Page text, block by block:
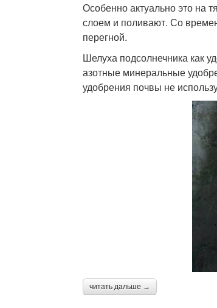
Особенно актуально это на
слоем и поливают. Со
перегной.
Шелуха подсолнечника как
азотные минеральные
удобрения почвы не
читать дальше →